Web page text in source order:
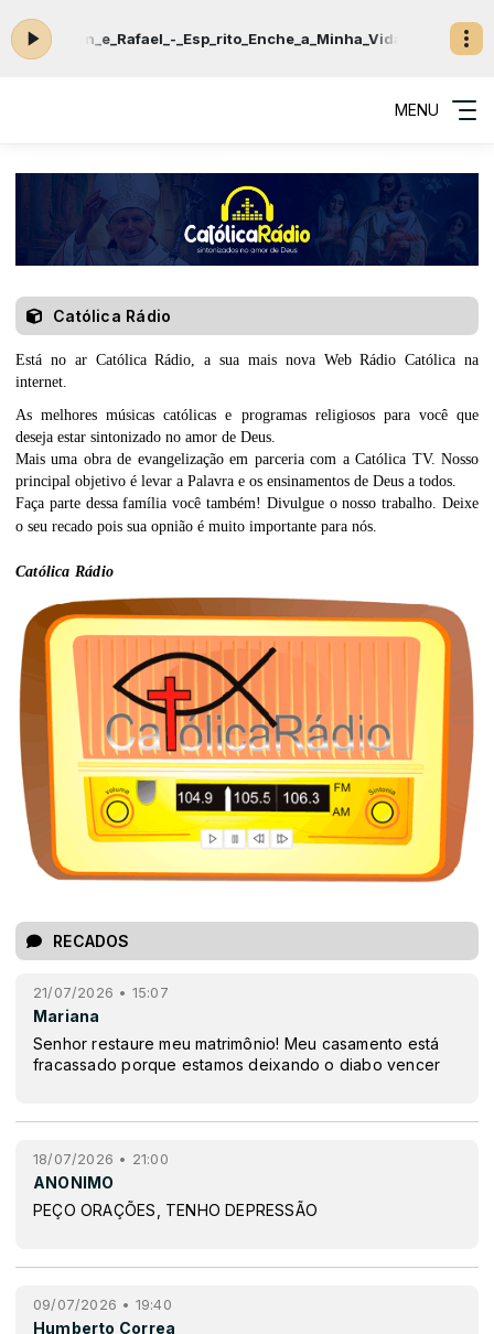
Ramon_e_Rafael_-
MENU
Católica Rádio
Está no ar Católica Rádio, a sua mais nova Web Rádio Católica na
internet.
As melhores músicas católicas e programas religiosos para você que
deseja estar sintonizado no amor de Deus.
Mais uma obra de evangelização em parceria com a Católica TV. Nosso
principal objetivo é levar a Palavra e os ensinamentos de Deus a todos.
Faça parte dessa família você também! Divulgue o nosso trabalho. Deixe
o seu recado pois sua opnião é muito importante para nós.
Católica Rádio
RECADOS
Mariana
21/07/2026 • 15:07
Senhor restaure meu matrimônio! Meu casamento está
fracassado porque estamos deixando o diabo vencer
ANONIMO
18/07/2026 • 21:00
PEÇO ORAÇÕES, TENHO DEPRESSÃO
Humberto Correa
09/07/2026 • 19:40